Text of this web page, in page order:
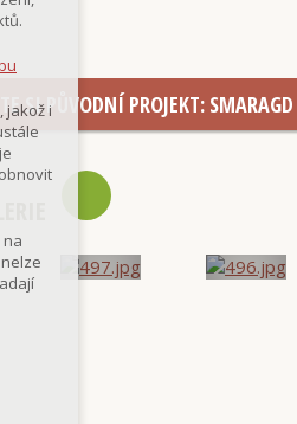
SI PŮVODNÍ PROJEKT:
jakož i